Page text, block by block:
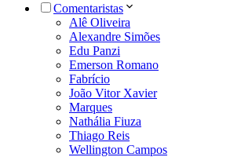
Comentaristas
Alê Oliveira
Alexandre Simões
Edu Panzi
Emerson Romano
Fabrício
João Vitor Xavier
Marques
Nathália Fiuza
Thiago Reis
Wellington Campos